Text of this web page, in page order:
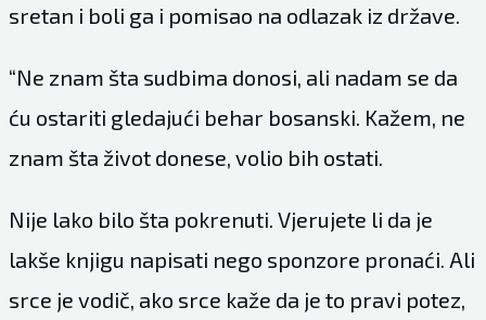
sretan i boli ga i pomisao na odlazak iz države.
“Ne znam šta sudbima donosi, ali nadam se da
ću ostariti gledajući behar bosanski. Kažem, ne
znam šta život donese, volio bih ostati.
Nije lako bilo šta pokrenuti. Vjerujete li da je
lakše knjigu napisati nego sponzore pronaći. Ali
srce je vodič, ako srce kaže da je to pravi potez,